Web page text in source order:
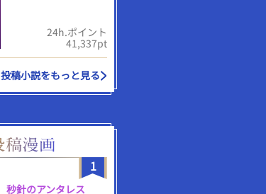
24h.ポイント
41,337pt
投稿小説をもっと見る
1
秒針のアンタレス